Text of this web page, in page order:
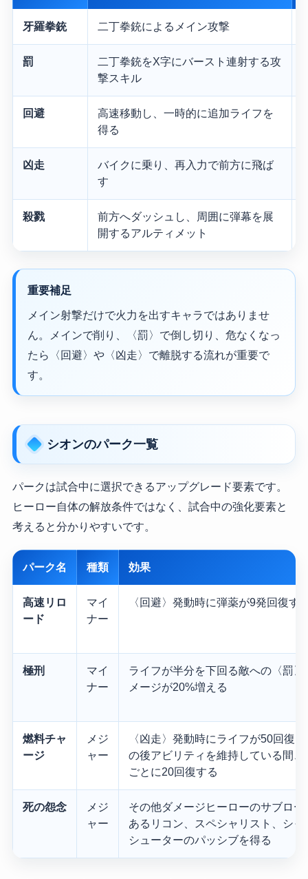
牙羅拳銃 二丁拳銃によるメイン攻撃
罰
二丁拳銃をX字にバースト連射する攻
撃スキル
回避
高速移動し、一時的に追加ライフを
得る
凶走
バイクに乗り、再入力で前方に飛ば
す
殺戮
前方へダッシュし、周囲に弾幕を展
開するアルティメット
重要補足
メイン射撃だけで火力を出すキャラではありませ
ん。メインで削り、〈罰〉で倒し切り、危なくなっ
たら〈回避〉や〈凶走〉で離脱する流れが重要で
す。
シオンのパーク一覧
パークは試合中に選択できるアップグレード要素です。
ヒーロー自体の解放条件ではなく、試合中の強化要素と
考えると分かりやすいです。
パーク名 種類 効果
高速リロ
ード
マイ
ナー
〈回避〉発動時に弾薬が9発回復す
極刑
マイ
ナー
ライフが半分を下回る敵への〈罰〉
メージが20%増える
燃料チャ
ージ
メジ
ャー
〈凶走〉発動時にライフが50回復
の後アビリティを維持している間、
ごとに20回復する
死の怨念
メジ
ャー
その他ダメージヒーローのサブロー
あるリコン、スペシャリスト、シャ
シューターのパッシブを得る